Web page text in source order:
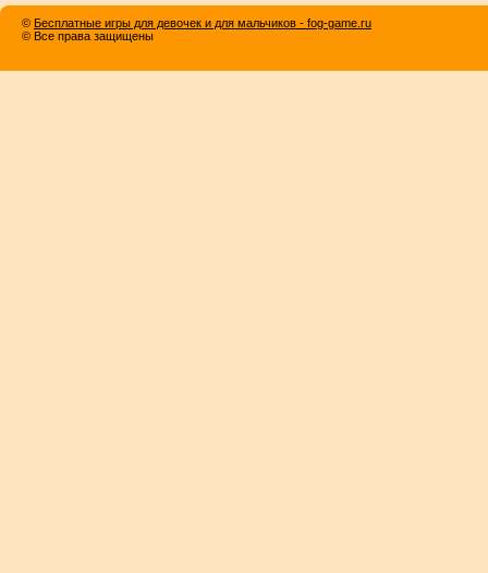
© Бесплатные игры для девочек и для мальчиков - fog-game.ru
© Все права защищены